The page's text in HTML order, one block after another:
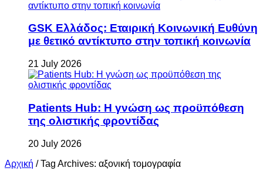
GSK Ελλάδος: Εταιρική Κοινωνική Ευθύνη
με θετικό αντίκτυπο στην τοπική κοινωνία
21 July 2026
Patients Hub: Η γνώση ως προϋπόθεση
της ολιστικής φροντίδας
20 July 2026
Αρχική / Tag Archives: αξονική τομογραφία